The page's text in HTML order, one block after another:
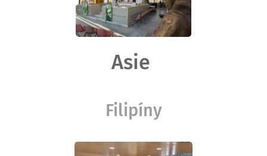
Asie
Filipíny